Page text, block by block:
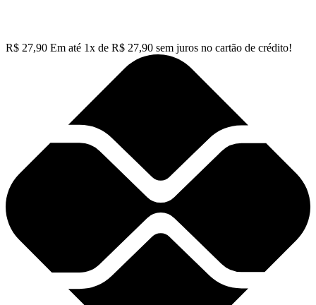
R$ 27,90 Em até 1x de R$ 27,90 sem juros no cartão de crédito!